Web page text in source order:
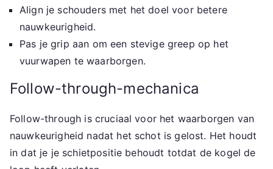
Align je schouders met het doel voor betere
nauwkeurigheid.
Pas je grip aan om een stevige greep op het
vuurwapen te waarborgen.
Follow-through-mechanica
Follow-through is cruciaal voor het waarborgen van
nauwkeurigheid nadat het schot is gelost. Het houdt
in dat je je schietpositie behoudt totdat de kogel de